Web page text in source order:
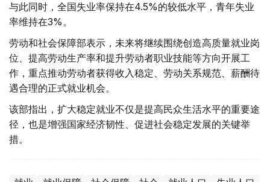
与此同时，全国失业率保持在4.5%的较低水平，青年失业
率维持在3%。
劳动和社会保障部表示，未来将继续围绕创造高质量就业岗
位、提高劳动生产率和提升劳动者职业技能等方向开展工
作，重点推动劳动者获得收入稳定、劳动关系规范、薪酬待
遇合理的正式就业机会。
该部指出，扩大稳定就业不仅是提高民众生活水平的重要途
径，也是增强国家经济韧性、促进社会稳定发展的关键举
措。